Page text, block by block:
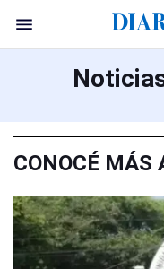
CONOCÉ MÁS